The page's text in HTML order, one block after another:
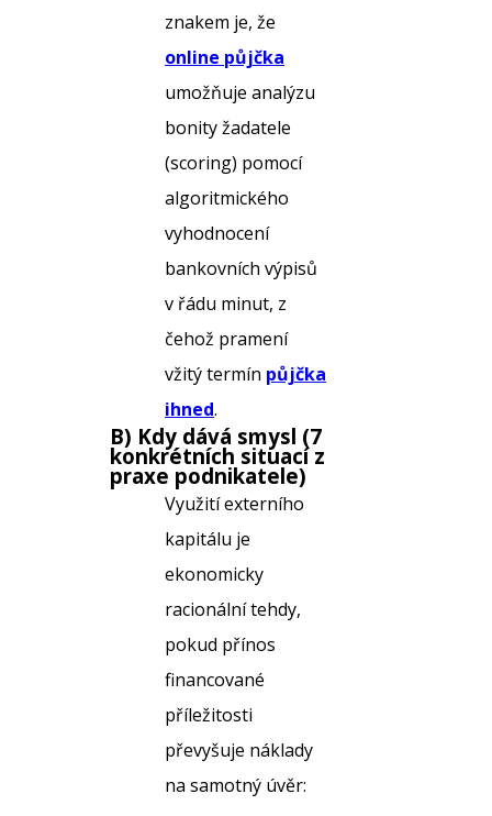
znakem je, že
online půjčka
umožňuje analýzu
bonity žadatele
(scoring) pomocí
algoritmického
vyhodnocení
bankovních výpisů
v řádu minut, z
čehož pramení
vžitý termín půjčka
ihned.
B) Kdy dává smysl (7
konkrétních situací z
praxe podnikatele)
Využití externího
kapitálu je
ekonomicky
racionální tehdy,
pokud přínos
financované
příležitosti
převyšuje náklady
na samotný úvěr: